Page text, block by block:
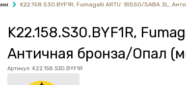
K22.158.S30.BYF1R, Fumagalli ARTU` BISSO/SABA 3L,
K22.158.S30.BYF1R,
Античная бронза/Опал
Артикул: K22.158.S30.BYF1R